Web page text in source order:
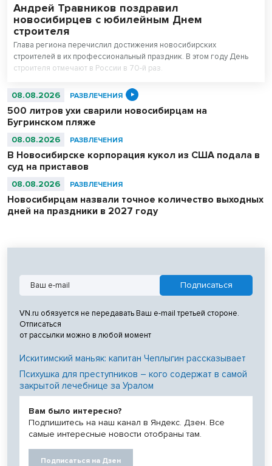
Андрей Травников поздравил
новосибирцев с юбилейным Днем
строителя
Глава региона перечислил достижения новосибирских
строителей в их профессиональный праздник. В этом году День
строителя отмечают в России в 70-й раз.
08.08.2026 РАЗВЛЕЧЕНИЯ
500 литров ухи сварили новосибирцам на
Бугринском пляже
08.08.2026 РАЗВЛЕЧЕНИЯ
В Новосибирске корпорация кукол из США подала в
суд на приставов
08.08.2026 РАЗВЛЕЧЕНИЯ
Новосибирцам назвали точное количество выходных
дней на праздники в 2027 году
VN.ru обязуется не передавать Ваш e-mail третьей стороне.
Отписаться
от рассылки можно в любой момент
Искитимский маньяк: капитан Чеплыгин рассказывает
Психушка для преступников – кого содержат в самой
закрытой лечебнице за Уралом
Вам было интересно?
Подпишитесь на наш канал в Яндекс. Дзен. Все
самые интересные новости отобраны там.
Подписаться на Дзен